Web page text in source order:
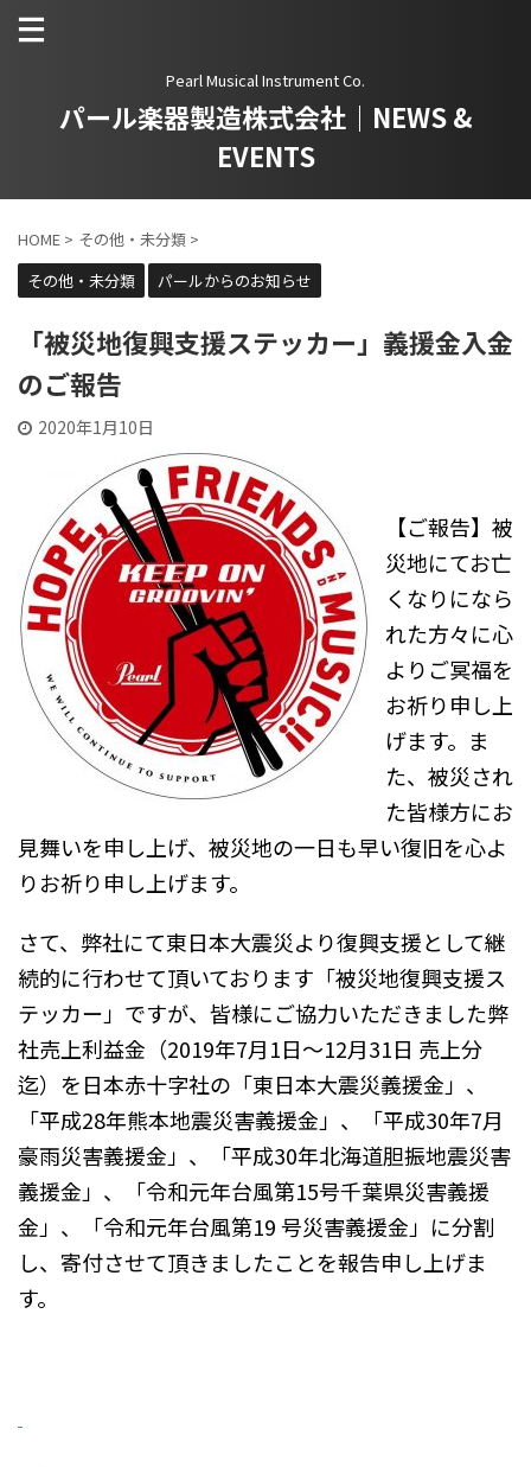
Pearl Musical Instrument Co.
パール楽器製造株式会社｜NEWS &
EVENTS
HOME > その他・未分類 >
その他・未分類
パールからのお知らせ
「被災地復興支援ステッカー」義援金入金
のご報告
2020年1月10日
【ご報告】被
災地にてお亡
くなりになら
れた方々に心
よりご冥福を
お祈り申し上
げます。ま
た、被災され
た皆様方にお
見舞いを申し上げ、被災地の一日も早い復旧を心よ
りお祈り申し上げます。
さて、弊社にて東日本大震災より復興支援として継
続的に行わせて頂いております「被災地復興支援ス
テッカー」ですが、皆様にご協力いただきました弊
社売上利益金（2019年7月1日〜12月31日 売上分
迄）を日本赤十字社の「東日本大震災義援金」、
「平成28年熊本地震災害義援金」、「平成30年7月
豪雨災害義援金」、「平成30年北海道胆振地震災害
義援金」、「令和元年台風第15号千葉県災害義援
金」、「令和元年台風第19 号災害義援金」に分割
し、寄付させて頂きましたことを報告申し上げま
す。